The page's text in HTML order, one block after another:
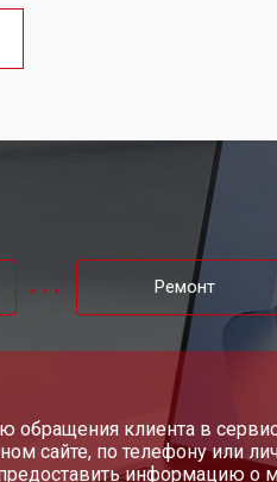
мин
от 2250 ₽
мин от 950 ₽
от 2300 ₽
мин от 3300 ₽
Ремонт
обращения клиента в
сайте, по телефону или
информацию о